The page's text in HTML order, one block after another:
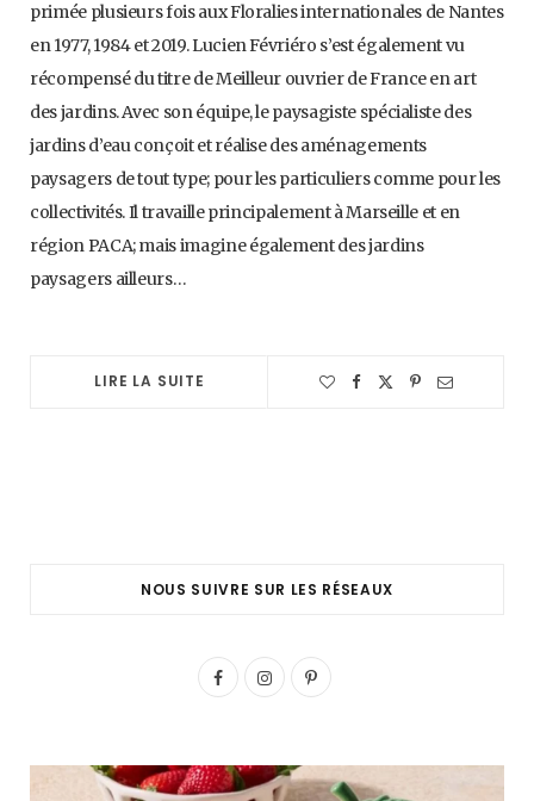
primée plusieurs fois aux Floralies internationales de Nantes
en 1977, 1984 et 2019. Lucien Févriéro s’est également vu
récompensé du titre de Meilleur ouvrier de France en art
des jardins. Avec son équipe, le paysagiste spécialiste des
jardins d’eau conçoit et réalise des aménagements
paysagers de tout type; pour les particuliers comme pour les
collectivités. Il travaille principalement à Marseille et en
région PACA; mais imagine également des jardins
paysagers ailleurs…
LIRE LA SUITE
NOUS SUIVRE SUR LES RÉSEAUX
F
I
P